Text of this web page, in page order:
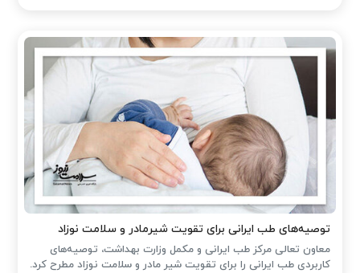
توصیه‌های طب ایرانی برای تقویت شیرمادر و سلامت نوزاد
معاون تعالی مرکز طب ایرانی و مکمل وزارت بهداشت، توصیه‌های
کاربردی طب ایرانی را برای تقویت شیر مادر و سلامت نوزاد مطرح کرد.